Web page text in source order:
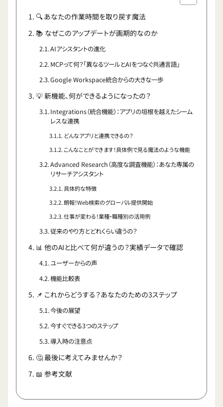
🔍 あなたの作業時間を取り戻す魔法
📚 なぜこのアップデートが画期的なのか
AIアシスタントの進化
MCPって何？「異なるツールとAIをつなぐ共通言語」
Google Workspace統合からの大きな一歩
💡 新機能、何ができるようになったの？
Integrations（統合機能）：アプリの垣根を越えたシーム
レスな連携
どんなアプリと連携できるの？
こんなことができます！具体例で見る魔法のような機能
Advanced Research（高度な調査機能）：あなた専属の
リサーチアシスタント
具体的な特徴
朗報！Web検索のグローバル提供開始
仕事が変わる！業種・職種別の活用例
従来のやり方とどれくらい違うの？
📊 他のAIと比べて何が違うの？実績データで確認
ユーザーからの声
機能比較表
📌 これからどうする？あなたのための3ステップ
今後の展望
今すぐできる3つのステップ
導入時の注意点
🤔 最後に考えてみませんか？
📖 参考文献